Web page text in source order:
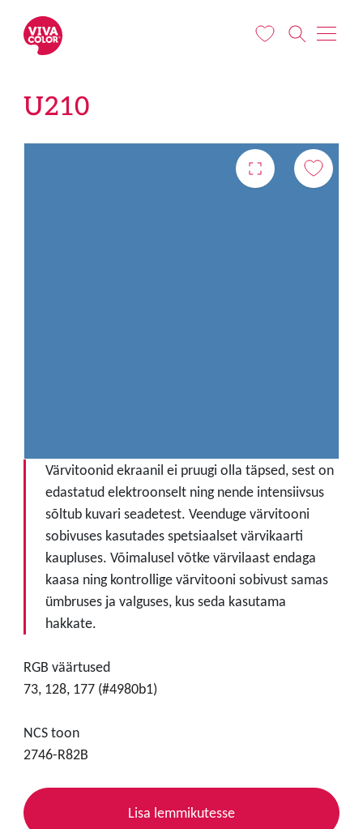
U210
Värvitoonid ekraanil ei pruugi olla täpsed, sest on
edastatud elektroonselt ning nende intensiivsus
sõltub kuvari seadetest. Veenduge värvitooni
sobivuses kasutades spetsiaalset värvikaarti
kaupluses. Võimalusel võtke värvilaast endaga
kaasa ning kontrollige värvitooni sobivust samas
ümbruses ja valguses, kus seda kasutama
hakkate.
RGB väärtused
73, 128, 177 (#4980b1)
NCS toon
2746-R82B
Lisa lemmikutesse